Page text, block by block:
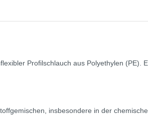
Profilschlauch aus Polyethylen
insbesondere in der